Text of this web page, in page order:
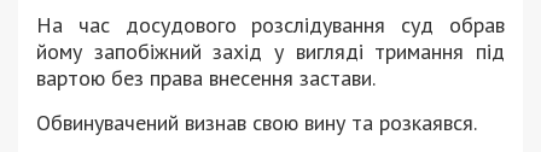
На час досудового розслідування суд обрав
йому запобіжний захід у вигляді тримання під
вартою без права внесення застави.
Обвинувачений визнав свою вину та розкаявся.